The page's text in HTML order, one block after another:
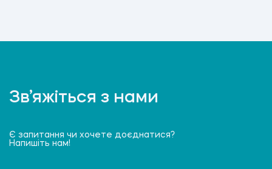
Зв’яжіться з нами
Є запитання чи хочете доєднатися?
Напишіть нам!